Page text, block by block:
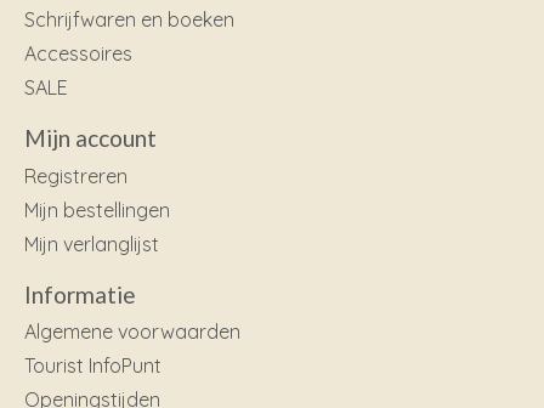
Schrijfwaren en boeken
Accessoires
SALE
Mijn account
Registreren
Mijn bestellingen
Mijn verlanglijst
Informatie
Algemene voorwaarden
Tourist InfoPunt
Openingstijden